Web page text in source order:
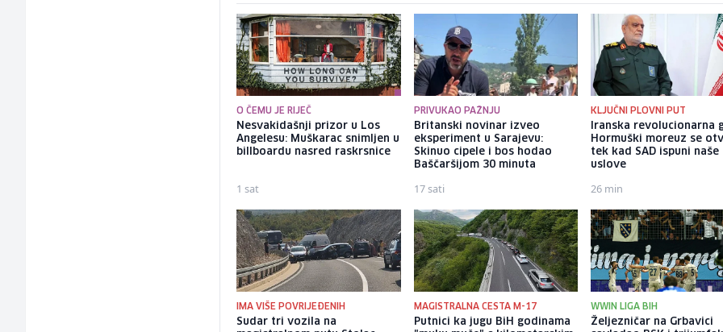
O ČEMU JE RIJEČ
Nesvakidašnji prizor u Los
Angelesu: Muškarac snimljen u
billboardu nasred raskrsnice
1 sat
PRIVUKAO PAŽNJU
Britanski novinar izveo
eksperiment u Sarajevu:
Skinuo cipele i bos hodao
Baščaršijom 30 minuta
17 sati
KLJUČNI PLOVNI PUT
Iranska revolucionarna
Hormuški moreuz se
tek kad SAD ispuni naše
uslove
26 min
IMA VIŠE POVRIJEĐENIH
Sudar tri vozila na
MAGISTRALNA CESTA M-17
Putnici ka jugu BiH godinama
WWIN LIGA BIH
Željezničar na Grbavici